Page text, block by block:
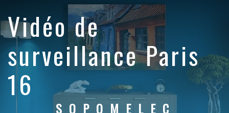
vidéo de
surveillance Paris
16
SOPOMELEC